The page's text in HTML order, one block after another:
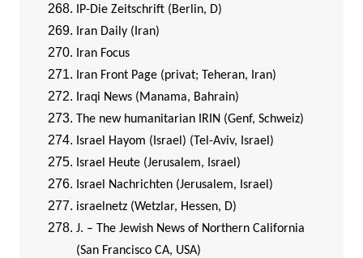
IP-Die Zeitschrift (Berlin, D)
Iran Daily (Iran)
Iran Focus
Iran Front Page (privat; Teheran, Iran)
Iraqi News (Manama, Bahrain)
The new humanitarian IRIN (Genf, Schweiz)
Israel Hayom (Israel) (Tel-Aviv, Israel)
Israel Heute (Jerusalem, Israel)
Israel Nachrichten (Jerusalem, Israel)
israelnetz (Wetzlar, Hessen, D)
J. – The Jewish News of Northern California
(San Francisco CA, USA)